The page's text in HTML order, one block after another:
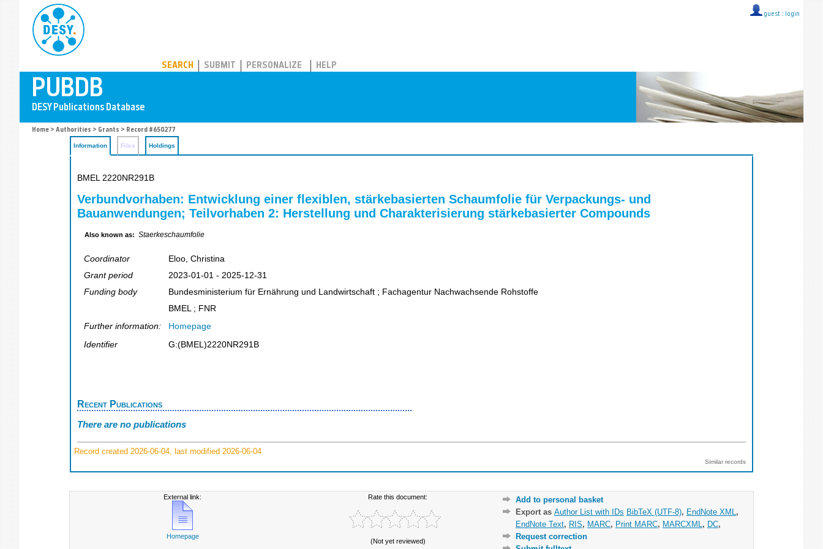
guest :: login
SEARCH SUBMIT PERSONALIZE HELP
Home > Authorities > Grants > Record #650277
Information Files Holdings
BMEL 2220NR291B
Verbundvorhaben: Entwicklung einer flexiblen, stärkebasierten Schaumfolie für Verpackungs- und
Bauanwendungen; Teilvorhaben 2: Herstellung und Charakterisierung stärkebasierter Compounds
Also known as: Staerkeschaumfolie
Coordinator
Eloo, Christina
Grant period
2023-01-01 - 2025-12-31
Funding body
Bundesministerium für Ernährung und Landwirtschaft ; Fachagentur Nachwachsende Rohstoffe
BMEL ; FNR
Further information:
Homepage
Identifier
G:(BMEL)2220NR291B
Recent Publications
There are no publications
Record created 2026-06-04, last modified 2026-06-04
Similar records
External link:
Homepage
Rate this document:
(Not yet reviewed)
Add to personal basket
Export as Author List with IDs BibTeX (UTF-8), EndNote XML ,
EndNote Text, RIS, MARC, Print MARC, MARCXML , DC,
Request correction